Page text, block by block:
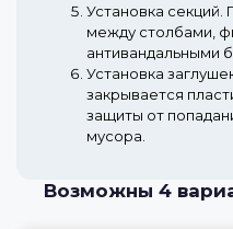
Установка секций.
между столбами,
антивандальными
Установка
закрывается
защиты от
мусора.
Возможны 4